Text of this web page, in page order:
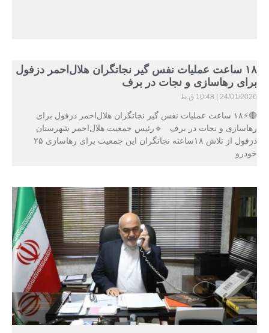
۱۸ ساعت عملیات نفس گیر نجاتگران هلال‌احمر دزفول
برای رهاسازی و نجات در برف
24/01/2026 10:48 ق.ظ
🔴⚡۱۸ ساعت عملیات نفس گیر نجاتگران هلال‌احمر دزفول برای
رهاسازی و نجات در برف 🔹رئیس جمعیت هلال‌احمر شهرستان
دزفول از تلاش ۱۸ساعته نجاتگران این جمعیت برای رهاسازی ۲۵
خودرو